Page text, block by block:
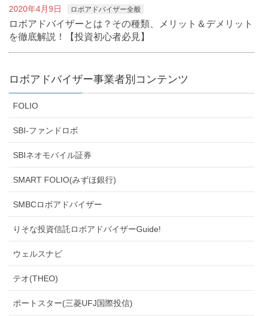
2020年4月9日 ロボアドバイザー全般
ロボアドバイザーとは？その種類、メリット＆デメリット
を徹底解説！【投資初心者必見】
ロボアドバイザー事業者別コンテンツ
FOLIO
SBI-ファンドロボ
SBIネオモバイル証券
SMART FOLIO(みずほ銀行)
SMBCロボアドバイザー
りそな投資信託ロボアドバイザーGuide!
ウェルスナビ
テオ(THEO)
ポートスター(三菱UFJ国際投信)